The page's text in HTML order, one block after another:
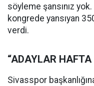
söyleme şansınız
kongrede yansıyan
verdi.
“ADAYLAR
Sivasspor